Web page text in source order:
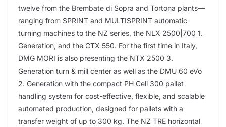
twelve from the Brembate di Sopra and Tortona plants—
ranging from SPRINT and MULTISPRINT automatic
turning machines to the NZ series, the NLX 2500|700 1.
Generation, and the CTX 550. For the first time in Italy,
DMG MORI is also presenting the NTX 2500 3.
Generation turn & mill center as well as the DMU 60 eVo
2. Generation with the compact PH Cell 300 pallet
handling system for cost-effective, flexible, and scalable
automated production, designed for pallets with a
transfer weight of up to 300 kg. The NZ TRE horizontal